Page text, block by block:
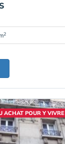
2
ACHAT POUR Y VIVRE